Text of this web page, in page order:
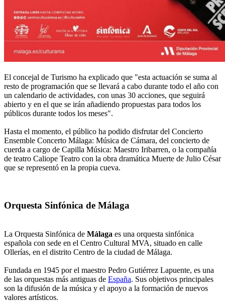
El concejal de Turismo ha explicado que "esta actuación se suma al
resto de programación que se llevará a cabo durante todo el año con
un calendario de actividades, con unas 30 acciones, que seguirá
abierto y en el que se irán añadiendo propuestas para todos los
públicos durante todos los meses".
Hasta el momento, el público ha podido disfrutar del Concierto
Ensemble Concerto Málaga: Música de Cámara, del concierto de
cuerda a cargo de Capilla Música: Maestro Iribarren, o la compañía
de teatro Caliope Teatro con la obra dramática Muerte de Julio César
que se representó en la propia cueva.
Orquesta Sinfónica de Málaga
La Orquesta Sinfónica de Málaga es una orquesta sinfónica
española con sede en el Centro Cultural MVA, situado en calle
Ollerías, en el distrito Centro de la ciudad de Málaga.
Fundada en 1945 por el maestro Pedro Gutiérrez Lapuente, es una
de las orquestas más antiguas de España. Sus objetivos principales
son la difusión de la música y el apoyo a la formación de nuevos
valores artísticos.